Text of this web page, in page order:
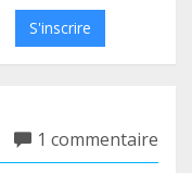
S'inscrire
1 commentaire